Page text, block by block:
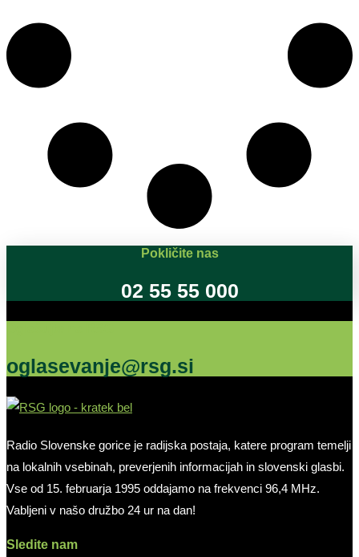
Pokličite nas
02 55 55 000
oglasevanje@rsg.si
Radio Slovenske gorice je radijska postaja, katere program temelji
na lokalnih vsebinah, preverjenih informacijah in slovenski glasbi.
Vse od 15. februarja 1995 oddajamo na frekvenci 96,4 MHz.
Vabljeni v našo družbo 24 ur na dan!
Sledite nam